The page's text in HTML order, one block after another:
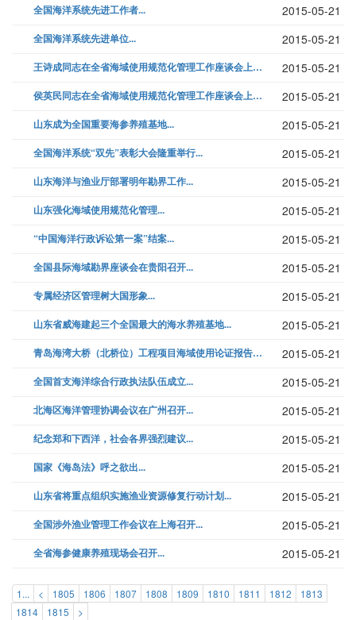
全国海洋系统先进工作者... 2015-05-21
全国海洋系统先进单位... 2015-05-21
王诗成同志在全省海域使用规范化管理工作座谈会上的讲话... 2015-05-21
侯英民同志在全省海域使用规范化管理工作座谈会上的讲话... 2015-05-21
山东成为全国重要海参养殖基地... 2015-05-21
全国海洋系统“双先”表彰大会隆重举行... 2015-05-21
山东海洋与渔业厅部署明年勘界工作... 2015-05-21
山东强化海域使用规范化管理... 2015-05-21
“中国海洋行政诉讼第一案”结案... 2015-05-21
全国县际海域勘界座谈会在贵阳召开... 2015-05-21
专属经济区管理树大国形象... 2015-05-21
山东省威海建起三个全国最大的海水养殖基地... 2015-05-21
青岛海湾大桥（北桥位）工程项目海域使用论证报告书专家评审会议召开... 2015-05-21
全国首支海洋综合行政执法队伍成立... 2015-05-21
北海区海洋管理协调会议在广州召开... 2015-05-21
纪念郑和下西洋，社会各界强烈建议... 2015-05-21
国家《海岛法》呼之欲出... 2015-05-21
山东省将重点组织实施渔业资源修复行动计划... 2015-05-21
全国涉外渔业管理工作会议在上海召开... 2015-05-21
全省海参健康养殖现场会召开... 2015-05-21
1... < 1805 1806 1807 1808 1809 1810 1811 1812
1813
1814
1815 >